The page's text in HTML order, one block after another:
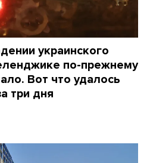
украинского
по-прежнему
Вот что удалось
три дня